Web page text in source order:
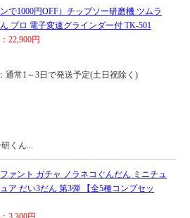
ンで1000円OFF）チップソー研磨機 ツムラ
プロ 電子変速グラインダー付 TK-501
22,900円
通常1～3日で発送予定(土日祝除く)
くん...
ァント ガチャ ノラネコぐんだん ミニチュ
ア だい3だん 第3弾 【全5種コンプセッ